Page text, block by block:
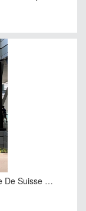
De Suisse …